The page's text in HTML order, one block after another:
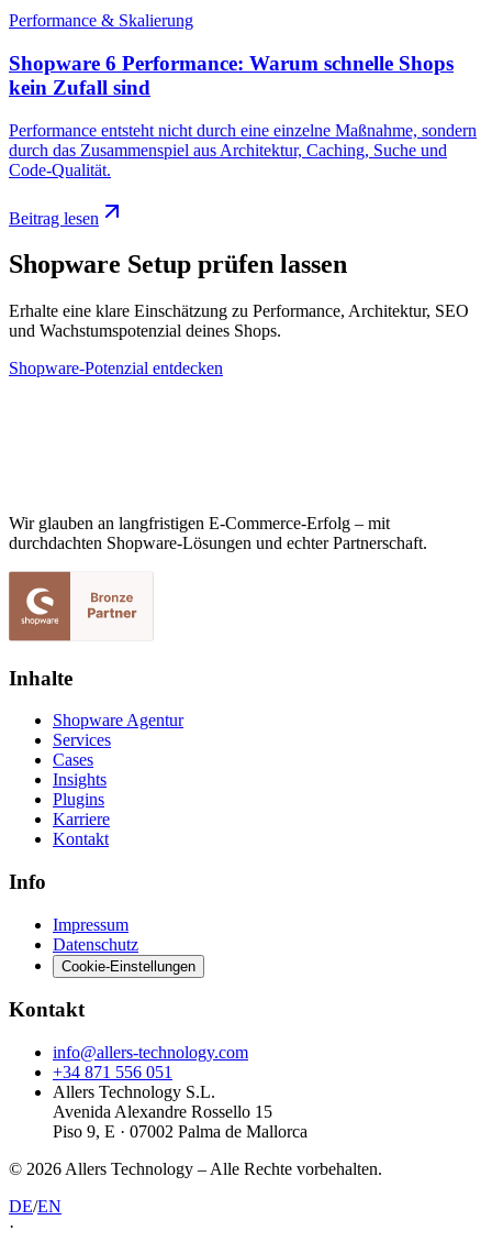
Performance & Skalierung
Shopware 6 Performance: Warum schnelle Shops
kein Zufall sind
Performance entsteht nicht durch eine einzelne Maßnahme, sondern
durch das Zusammenspiel aus Architektur, Caching, Suche und
Code-Qualität.
Beitrag lesen
Shopware Setup prüfen lassen
Erhalte eine klare Einschätzung zu Performance, Architektur, SEO
und Wachstumspotenzial deines Shops.
Shopware-Potenzial entdecken
Wir glauben an langfristigen E-Commerce-Erfolg – mit
durchdachten Shopware-Lösungen und echter Partnerschaft.
Inhalte
Shopware Agentur
Services
Cases
Insights
Plugins
Karriere
Kontakt
Info
Impressum
Datenschutz
Cookie-Einstellungen
Kontakt
info@allers-technology.com
+34 871 556 051
Allers Technology S.L.
Avenida Alexandre Rossello 15
Piso 9, E · 07002 Palma de Mallorca
© 2026 Allers Technology – Alle Rechte vorbehalten.
DE/EN
·